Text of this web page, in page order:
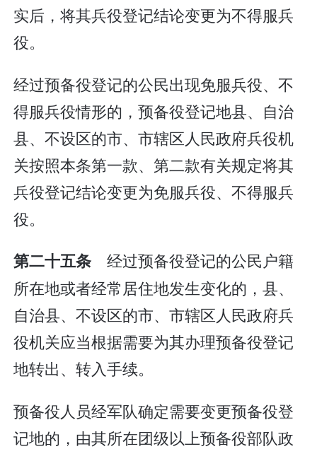
实后，将其兵役登记结论变更为不得服兵
役。
经过预备役登记的公民出现免服兵役、不
得服兵役情形的，预备役登记地县、自治
县、不设区的市、市辖区人民政府兵役机
关按照本条第一款、第二款有关规定将其
兵役登记结论变更为免服兵役、不得服兵
役。
第二十五条经过预备役登记的公民户籍
所在地或者经常居住地发生变化的，县、
自治县、不设区的市、市辖区人民政府兵
役机关应当根据需要为其办理预备役登记
地转出、转入手续。
预备役人员经军队确定需要变更预备役登
记地的，由其所在团级以上预备役部队政